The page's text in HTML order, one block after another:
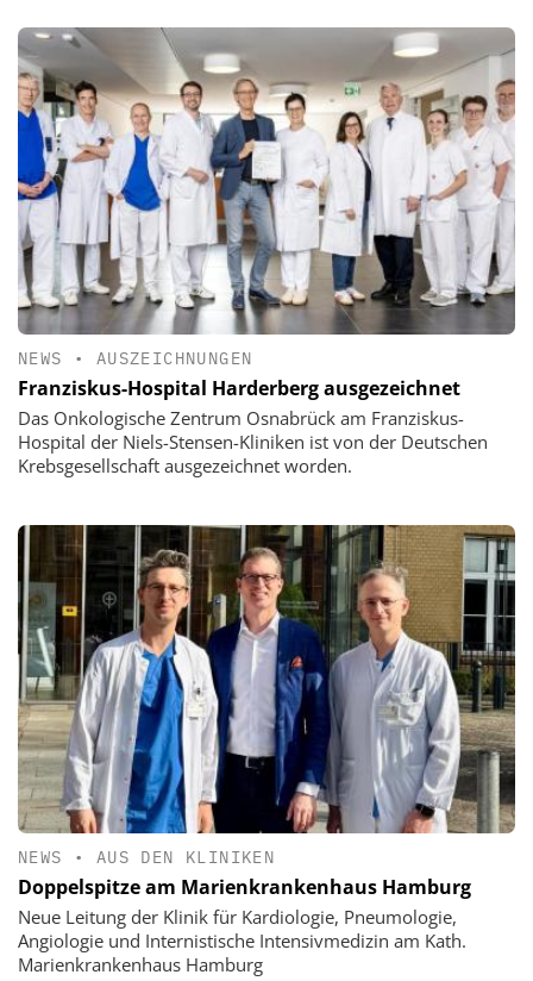
NEWS • AUSZEICHNUNGEN
Franziskus-Hospital Harderberg ausgezeichnet
Das Onkologische Zentrum Osnabrück am Franziskus-
Hospital der Niels-Stensen-Kliniken ist von der Deutschen
Krebsgesellschaft ausgezeichnet worden.
NEWS • AUS DEN KLINIKEN
Doppelspitze am Marienkrankenhaus Hamburg
Neue Leitung der Klinik für Kardiologie, Pneumologie,
Angiologie und Internistische Intensivmedizin am Kath.
Marienkrankenhaus Hamburg